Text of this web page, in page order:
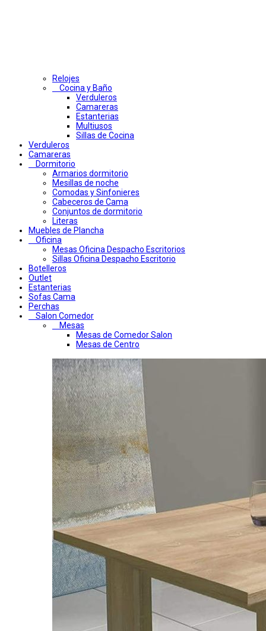
Relojes
Cocina y Baño
Verduleros
Camareras
Estanterias
Multiusos
Sillas de Cocina
Verduleros
Camareras
Dormitorio
Armarios dormitorio
Mesillas de noche
Comodas y Sinfonieres
Cabeceros de Cama
Conjuntos de dormitorio
Literas
Muebles de Plancha
Oficina
Mesas Oficina Despacho Escritorios
Sillas Oficina Despacho Escritorio
Botelleros
Outlet
Estanterias
Sofas Cama
Perchas
Salon Comedor
Mesas
Mesas de Comedor Salon
Mesas de Centro